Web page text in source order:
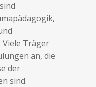
Viele Träger
an, die
der
sind.